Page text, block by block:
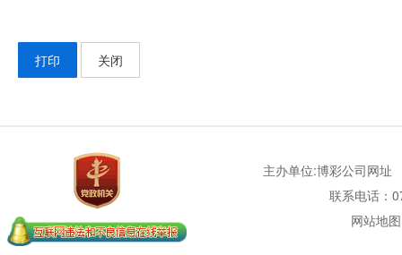
打印 关闭
主办单位:博彩公司网址
联系电话：
网站地图